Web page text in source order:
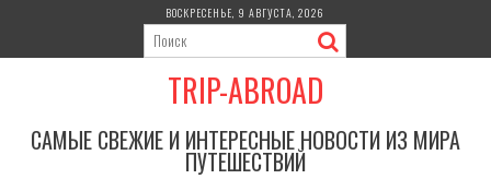
содержимому
ВОСКРЕСЕНЬЕ, 9 АВГУСТА, 2026
TRIP-ABROAD
САМЫЕ СВЕЖИЕ И ИНТЕРЕСНЫЕ НОВОСТИ ИЗ МИРА
ПУТЕШЕСТВИЙ